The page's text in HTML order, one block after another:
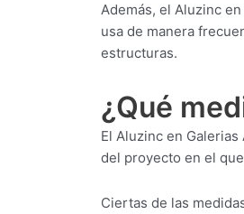
Además, el Aluzinc
usa de manera
estructuras.
¿Qué
El Aluzinc en
del proyecto en el
Ciertas de las